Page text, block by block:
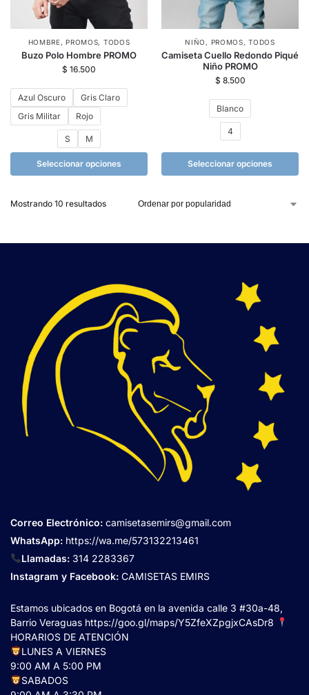
HOMBRE, PROMOS, TODOS
Buzo Polo Hombre PROMO
$ 16.500
Azul Oscuro
Gris Claro
Gris Militar
Rojo
S M
Seleccionar opciones
NIÑO , PROMOS,TODOS
Camiseta Cuello Redondo Piqué
Niño PROMO
$ 8.500
Blanco
4
Seleccionar opciones
Mostrando 10 resultados
Correo Electrónico: camisetasemirs@gmail.com
WhatsApp: https://wa.me/573132213461
Llamadas:314 2283367
Instagram y Facebook: CAMISETAS EMIRS
Estamos ubicados en Bogotá en la avenida calle 3 #30a-48,
Barrio Veraguas https://goo.gl/maps/Y5ZfeXZpgjxCAsDr8
HORARIOS DE ATENCIÓN
LUNES A VIERNES
9:00 AM A 5:00 PM
SABADOS